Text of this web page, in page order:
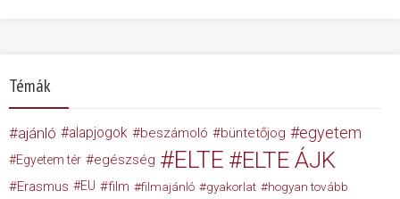
Témák
ajánló alapjogok beszámoló büntetőjog egyetem
Egyetem tér egészség ELTE ELTE ÁJK
Erasmus EU film filmajánló gyakorlat hogyan tovább